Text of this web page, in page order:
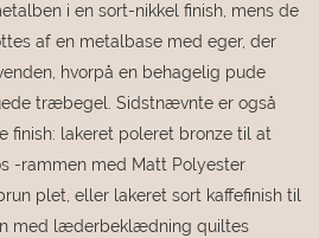
i en sort-nikkel finish, mens de
af en metalbase med eger, der
hvorpå en behagelig pude
træbegel. Sidstnævnte er også
lakeret poleret bronze til at
-rammen med Matt Polyester
plet, eller lakeret sort kaffefinish til
med læderbeklædning quiltes